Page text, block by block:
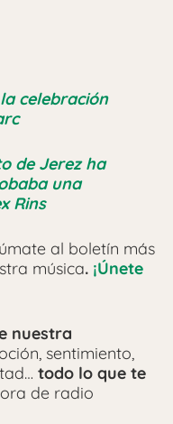
celebración
de Jerez ha
una
Rins
al boletín más
música. ¡Únete
nuestra
sentimiento,
todo lo que te
de radio